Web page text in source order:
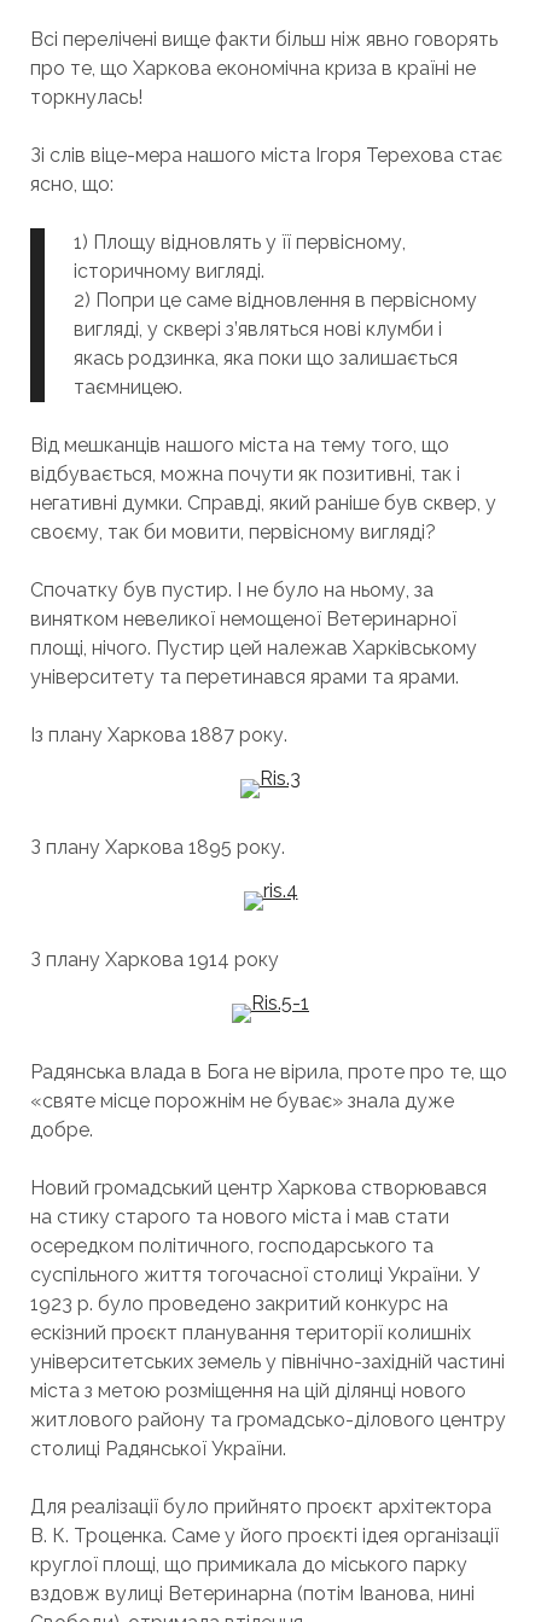
Всі перелічені вище факти більш ніж явно говорять
про те, що Харкова економічна криза в країні не
торкнулась!
Зі слів віце-мера нашого міста Ігоря Терехова стає
ясно, що:
1) Площу відновлять у її первісному,
історичному вигляді.
2) Попри це саме відновлення в первісному
вигляді, у сквері з’являться нові клумби і
якась родзинка, яка поки що залишається
таємницею.
Від мешканців нашого міста на тему того, що
відбувається, можна почути як позитивні, так і
негативні думки. Справді, який раніше був сквер, у
своєму, так би мовити, первісному вигляді?
Спочатку був пустир. І не було на ньому, за
винятком невеликої немощеної Ветеринарної
площі, нічого. Пустир цей належав Харківському
університету та перетинався ярами та ярами.
Із плану Харкова 1887 року.
З плану Харкова 1895 року.
З плану Харкова 1914 року
Радянська влада в Бога не вірила, проте про те, що
«святе місце порожнім не буває» знала дуже
добре.
Новий громадський центр Харкова створювався
на стику старого та нового міста і мав стати
осередком політичного, господарського та
суспільного життя тогочасної столиці України. У
1923 р. було проведено закритий конкурс на
ескізний проєкт планування території колишніх
університетських земель у північно-західній частині
міста з метою розміщення на цій ділянці нового
житлового району та громадсько-ділового центру
столиці Радянської України.
Для реалізації було прийнято проєкт архітектора
В. К. Троценка. Саме у його проєкті ідея організації
круглої площі, що примикала до міського парку
вздовж вулиці Ветеринарна (потім Іванова, нині